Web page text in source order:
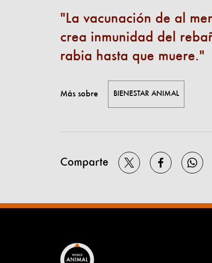
La vacunación de al
crea inmunidad del
rabia hasta que muere.
Más sobre BIENESTAR ANIMAL
Comparte